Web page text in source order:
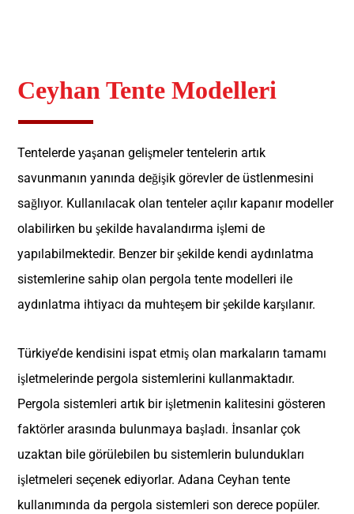
Ceyhan Tente Modelleri
Tentelerde yaşanan gelişmeler tentelerin artık
savunmanın yanında değişik görevler de üstlenmesini
sağlıyor. Kullanılacak olan tenteler açılır kapanır modeller
olabilirken bu şekilde havalandırma işlemi de
yapılabilmektedir. Benzer bir şekilde kendi aydınlatma
sistemlerine sahip olan pergola tente modelleri ile
aydınlatma ihtiyacı da muhteşem bir şekilde karşılanır.
Türkiye’de kendisini ispat etmiş olan markaların tamamı
işletmelerinde pergola sistemlerini kullanmaktadır.
Pergola sistemleri artık bir işletmenin kalitesini gösteren
faktörler arasında bulunmaya başladı. İnsanlar çok
uzaktan bile görülebilen bu sistemlerin bulundukları
işletmeleri seçenek ediyorlar. Adana Ceyhan tente
kullanımında da pergola sistemleri son derece popüler.